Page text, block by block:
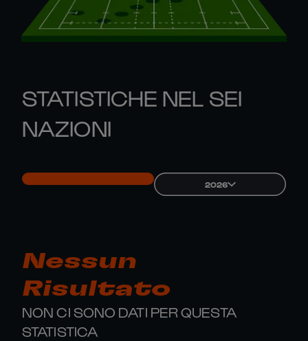
STATISTICHE NEL SEI
NAZIONI
2026
Nessun
Risultato
NON CI SONO DATI PER QUESTA
STATISTICA